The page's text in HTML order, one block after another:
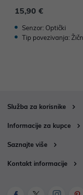
15,90 €
Senzor: Optički
Tip povezivanja:
Služba za korisnike
Informacije za kupce
Saznajte više
Kontakt informacije